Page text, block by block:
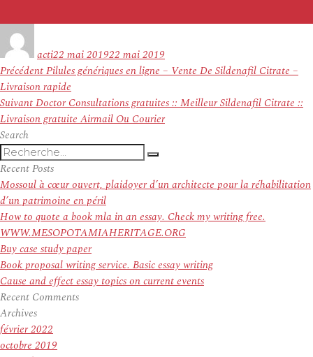
actile
22 mai 201922 mai 2019
Navigation
de
l’article
PrécédentArticle
précédent :
Pilules génériques en ligne – Vente De Sildenafil Citrate –
Livraison rapide
SuivantArticle
suivant :
Doctor Consultations gratuites :: Meilleur Sildenafil Citrate ::
Livraison gratuite Airmail Ou Courier
Search
Recherche
pour
:
Recherche
Recent Posts
Mossoul à cœur ouvert, plaidoyer d’un architecte pour la réhabilitation
d’un patrimoine en péril
How to quote a book mla in an essay. Check my writing free.
WWW.MESOPOTAMIAHERITAGE.ORG
Buy case study paper
Book proposal writing service. Basic essay writing
Cause and effect essay topics on current events
Recent Comments
Archives
février 2022
octobre 2019